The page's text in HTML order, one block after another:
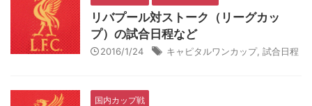
リバプール対ストーク（リーグカッ
プ）の試合日程など
2016/1/24 キャピタルワンカップ, 試合日程
国内カップ戦